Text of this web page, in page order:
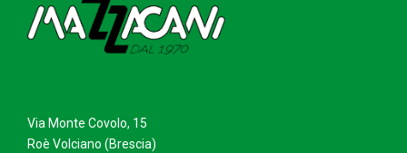
Via Monte Covolo, 15
Roè Volciano (Brescia)